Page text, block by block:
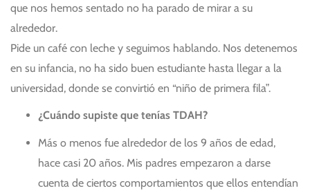
que nos hemos sentado no ha parado de mirar a su
alrededor.
Pide un café con leche y seguimos hablando. Nos detenemos
en su infancia, no ha sido buen estudiante hasta llegar a la
universidad, donde se convirtió en “niño de primera fila”.
¿Cuándo supiste que tenías TDAH?
Más o menos fue alrededor de los 9 años de edad,
hace casi 20 años. Mis padres empezaron a darse
cuenta de ciertos comportamientos que ellos entendían